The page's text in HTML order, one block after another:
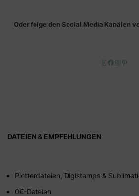
Oder folge den Social Media Kanälen
Etsy
DATEIEN & EMPFEHLUNGEN
Plotterdateien, Digistamps &
0€-Dateien